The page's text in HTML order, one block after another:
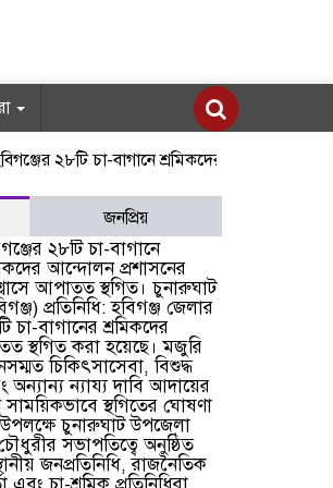
২৮টি চা-বাগানে শ্রমিকদের আন্দোলন
জনপ্রিয়
২৮টি চা-বাগানে
আন্দোলন প্রশাসনের
আপাতত স্থগিত। চুনারুঘাট
প্রতিনিধি: হবিগঞ্জ জেলার
চা-বাগানের শ্রমিকদের
স্থগিত করা হয়েছে। মজুরি
চিকিৎসাসেবা, বিশুদ্ধ
অন্যান্য ন্যায্য দাবি আদায়ের
স্থগিতের ঘোষণা
চুনারুঘাট উপজেলা
চৌধুরীর সভাপতিত্বে অনুষ্ঠিত
জনপ্রতিনিধি, রাজনৈতিক